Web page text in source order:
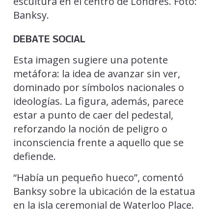
DEBATE SOCIAL
Esta imagen sugiere una potente
metáfora: la idea de avanzar sin ver,
dominado por símbolos nacionales o
ideologías. La figura, además, parece
estar a punto de caer del pedestal,
reforzando la noción de peligro o
inconsciencia frente a aquello que se
defiende.
“Había un pequeño hueco”, comentó
Banksy sobre la ubicación de la estatua
en la isla ceremonial de Waterloo Place.